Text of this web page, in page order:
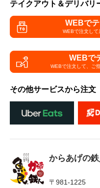
テイクアウト＆デリバリ
WEBで
WEBで注文して
WEBで
WEBで注文して、 ご
その他サービスから注文
からあげの
〒981-1225